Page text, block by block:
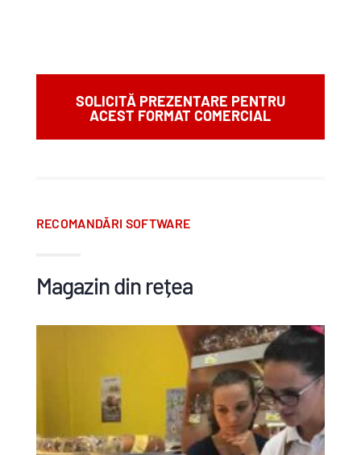
SOLICITĂ PREZENTARE PENTRU
ACEST FORMAT COMERCIAL
RECOMANDĂRI SOFTWARE
Magazin din rețea